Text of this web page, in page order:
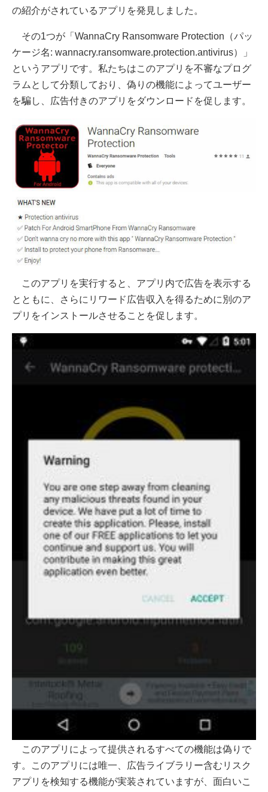
の紹介がされているアプリを発見しました。
その1つが「WannaCry Ransomware Protection（パッ
ケージ名: wannacry.ransomware.protection.antivirus）」
というアプリです。私たちはこのアプリを不審なプログ
ラムとして分類しており、偽りの機能によってユーザー
を騙し、広告付きのアプリをダウンロードを促します。
このアプリを実行すると、アプリ内で広告を表示する
とともに、さらにリワード広告収入を得るために別のア
プリをインストールさせることを促します。
このアプリによって提供されるすべての機能は偽りで
す。このアプリには唯一、広告ライブラリー含むリスク
アプリを検知する機能が実装されていますが、面白いこ